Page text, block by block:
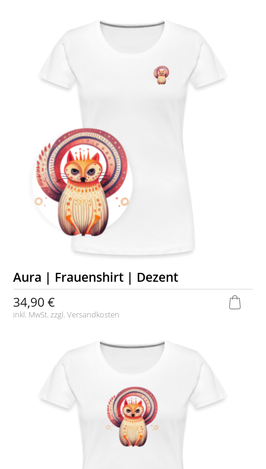
Aura | Frauenshirt | Dezent
34,90 €
inkl. MwSt. zzgl.Versandkosten